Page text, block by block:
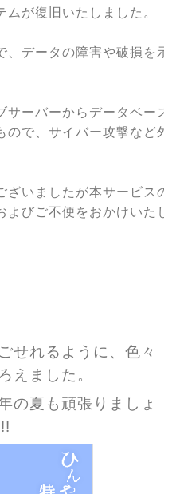
が復旧いたしました。
、データの障害や破損を示
サーバーからデータベース
ので、サイバー攻撃など外
ざいましたが本サービス
よびご不便をおかけいた
せれるように、色々
えました。
の夏も頑張りましょ